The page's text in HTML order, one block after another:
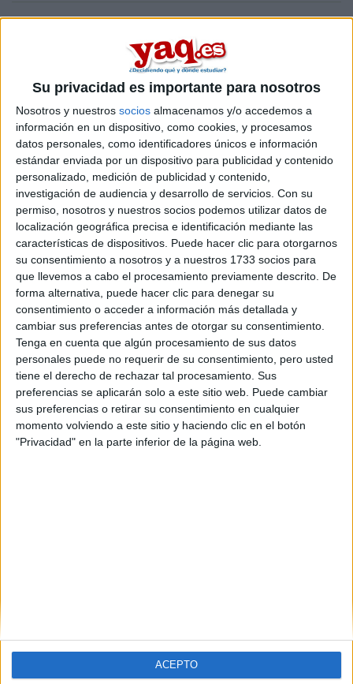
Su privacidad es importante para nosotros
Nosotros y nuestros socios almacenamos y/o accedemos a
información en un dispositivo, como cookies, y procesamos
datos personales, como identificadores únicos e información
estándar enviada por un dispositivo para publicidad y contenido
personalizado, medición de publicidad y contenido,
investigación de audiencia y desarrollo de servicios. Con su
permiso, nosotros y nuestros socios podemos utilizar datos de
localización geográfica precisa e identificación mediante las
características de dispositivos. Puede hacer clic para otorgarnos
su consentimiento a nosotros y a nuestros 1733 socios para
que llevemos a cabo el procesamiento previamente descrito. De
forma alternativa, puede hacer clic para denegar su
consentimiento o acceder a información más detallada y
cambiar sus preferencias antes de otorgar su consentimiento.
Tenga en cuenta que algún procesamiento de sus datos
personales puede no requerir de su consentimiento, pero usted
tiene el derecho de rechazar tal procesamiento. Sus
preferencias se aplicarán solo a este sitio web. Puede cambiar
sus preferencias o retirar su consentimiento en cualquier
momento volviendo a este sitio y haciendo clic en el botón
"Privacidad" en la parte inferior de la página web.
ACEPTO
para enviar comentarios
14 de julio, 2015 - 11:32
sandra98
Desconectado
Buenos dias, estoy planteandome carreras y me ha surgido
una duda...
Si estudio un doble grado,termino el primer curso y decido
tirarme solo por una de las dos carreras,tengo que volver a
hacer el primer curso de esa carrera o en el segundo curso
se añaden asignaturas que no he dado en el primero?
Inicio
Etiquetas: La universidad - un mundo